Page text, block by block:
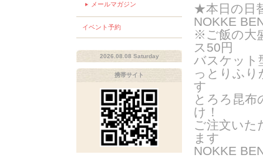
★本日の日
NOKKE
※ご飯の大
ス50円
バスケット
っとりふり
す
とろろ昆布
け！
ご注文いた
ま す
NOKKE
メールマガジン
イベント予約
2026.08.08 Saturday
携帯サイト